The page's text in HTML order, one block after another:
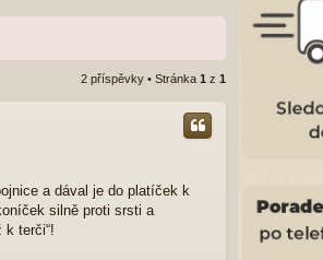
2 příspěvky • Stránka1 z1
a dával je do platíček k
silně proti srsti a
terči“!